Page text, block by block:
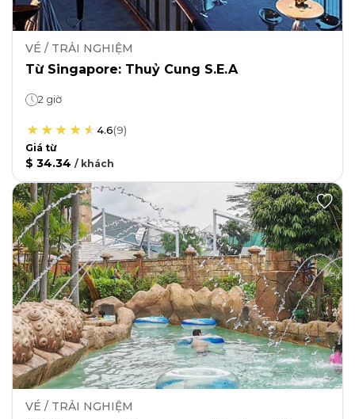
VÉ / TRẢI NGHIỆM
Từ Singapore: Thuỷ Cung S.E.A
2 giờ
4.6(9)
Giá từ
$ 34.34 / khách
VÉ / TRẢI NGHIỆM